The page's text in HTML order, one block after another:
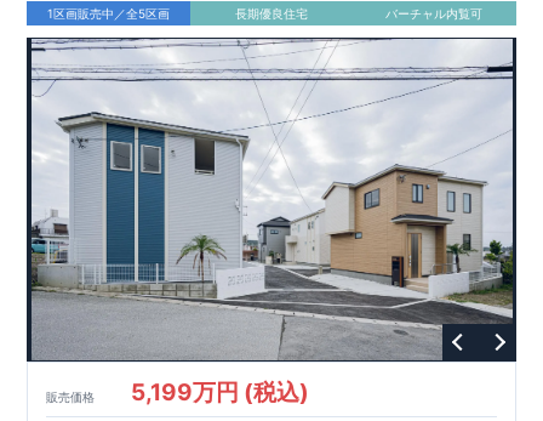
1区画販売中／全5区画 長期優良住宅 バーチャル内覧可
販売価格 5,199万円 (税込)